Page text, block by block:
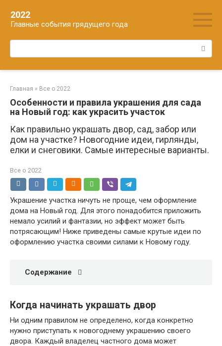
контенту
2022
Главные события грядущего года
Главная » Все о 2022
Особенности и правила украшения для сада
на Новый год: как украсить участок
Как правильно украшать двор, сад, забор или
дом на участке? Новогодние идеи, гирлянды,
елки и снеговики. Самые интересные варианты.
Все о 2022
Украшение участка ничуть не проще, чем оформление
дома на Новый год. Для этого понадобится приложить
немало усилий и фантазии, но эффект может быть
потрясающим! Ниже приведены самые крутые идеи по
оформлению участка своими силами к Новому году.
Содержание
Когда начинать украшать двор
Ни одним правилом не определено, когда конкретно
нужно приступать к новогоднему украшению своего
двора. Каждый владелец частного дома может